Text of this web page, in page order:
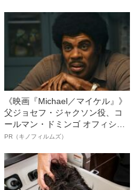
《映画『Michael／マイケル』》
父ジョセフ・ジャクソン役、コ
ールマン・ドミンゴ オフィシャ
ルインタビュー“観客を魅了した
語る”《日本興収70億円突破》
PR（キノフィルムズ）